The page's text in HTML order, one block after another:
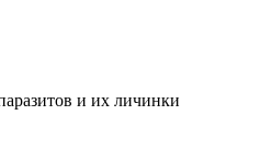
и их личинки